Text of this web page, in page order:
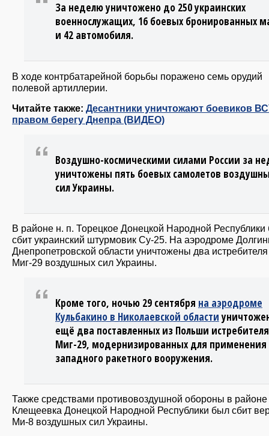
За неделю уничтожено до 250 украинских
военнослужащих, 16 боевых бронированных
и 42 автомобиля.
В ходе контрбатарейной борьбы поражено семь орудий
полевой артиллерии.
Читайте также: Десантники уничтожают боевиков
правом берегу Днепра (ВИДЕО)
Воздушно-космическими силами России за
уничтожены пять боевых самолетов
сил Украины.
В районе н. п. Торецкое Донецкой Народной
сбит украинский штурмовик Су-25. На аэродроме
Днепропетровской области уничтожены два истребителя
Миг-29 воздушных сил Украины.
Кроме того, ночью 29 сентября на аэродроме
Кульбакино в Николаевской области
ещё два поставленных из Польши истребителя
Миг-29, модернизированных для применения
западного ракетного вооружения.
Также средствами противовоздушной обороны в районе
Клещеевка Донецкой Народной Республики был сбит
Ми-8 воздушных сил Украины.